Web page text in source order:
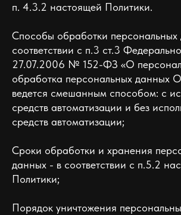
п. 4.3.2 настоящей Политики.
Способы обработки
соответствии с п.3 ст.3
27.07.2006 № 152-ФЗ «О
обработка персональных данных
ведется смешанным способом: с
средств автоматизации и без
средств автоматизации;
Сроки обработки и хранения
данных - в соответствии с п.5.2
Политики;
Порядок уничтожения